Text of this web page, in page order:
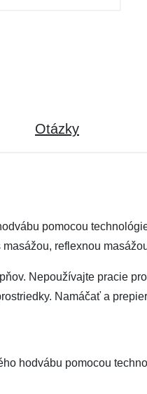
Otázky
pomocou
reflexnou
Nepoužívajte pracie
Namáčať a
hodvábu pomocou